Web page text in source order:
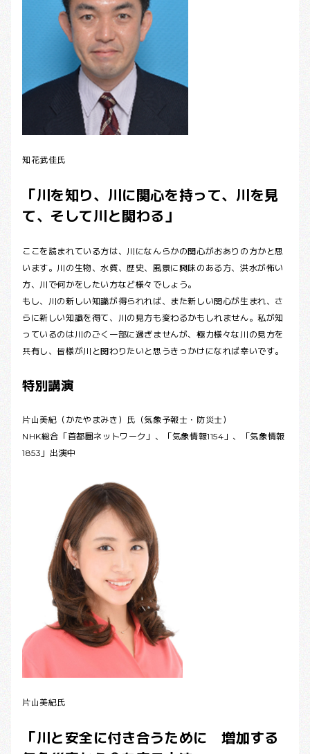
知花武佳氏
「川を知り、川に関心を持って、川を見
て、そして川と関わる」
ここを読まれている方は、川になんらかの関心がおありの方かと思
います。川の生物、水質、歴史、風景に興味のある方、洪水が怖い
方、川で何かをしたい方など様々でしょう。
もし、川の新しい知識が得られれば、また新しい関心が生まれ、さ
らに新しい知識を得て、川の見方も変わるかもしれません。私が知
っているのは川のごく一部に過ぎませんが、極力様々な川の見方を
共有し、皆様が川と関わりたいと思うきっかけになれば幸いです。
特別講演
片山美紀（かたやまみき）氏（気象予報士・防災士）
NHK総合「首都圏ネットワーク」、「気象情報1154」、「気象情報
1853」出演中
片山美紀氏
「川と安全に付き合うために 増加する